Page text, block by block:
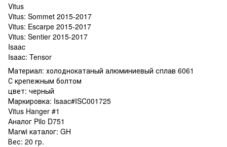
Vitus
Vitus: Sommet 2015-2017
Vitus: Escarpe 2015-2017
Vitus: Sentier 2015-2017
Isaac
Isaac: Tensor
Материал: холоднокатаный алюминиевый сплав 6061
С крепежным болтом
цвет: черный
Маркировка: Isaac#ISC001725
Vitus Hanger #1
Аналог Pilo D751
Marwi каталог: GH
Вес: 20 гр.